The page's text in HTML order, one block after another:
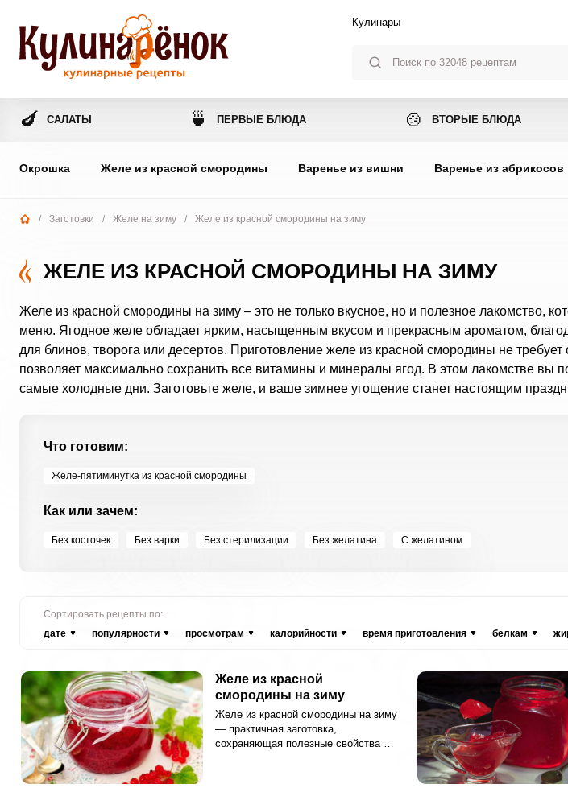
Кулинары
🍆 САЛАТЫ 🍵 ПЕРВЫЕ БЛЮДА 🍲 ВТОРЫЕ БЛЮДА
Окрошка Желе из красной смородины Варенье из вишни Варенье из абрикосов
/ Заготовки / Желе на зиму / Желе из красной смородины на зиму
ЖЕЛЕ ИЗ КРАСНОЙ СМОРОДИНЫ НА ЗИМУ
Желе из красной смородины на зиму – это не только вкусное, но и полезное лакомство,
меню. Ягодное желе обладает ярким, насыщенным вкусом и прекрасным ароматом,
для блинов, творога или десертов. Приготовление желе из красной смородины не
позволяет максимально сохранить все витамины и минералы ягод. В этом лакомстве вы
самые холодные дни. Заготовьте желе, и ваше зимнее угощение станет настоящим
Что готовим:
Желе-пятиминутка из красной смородины
Как или зачем:
Без косточек Без варки Без стерилизации Без желатина С желатином
Сортировать рецепты по:
дате
популярности просмотрам калорийности время приготовления белкам
Желе из красной
смородины на зиму
Желе из красной смородины на зиму
— практичная заготовка,
сохраняющая полезные свойства и